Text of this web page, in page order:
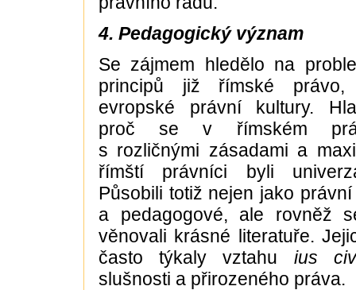
4. Pedagogický význam
Se zájmem hledělo na
principů již římské právo,
evropské právní kultury.
proč se v římském
s rozličnými zásadami a
římští právníci byli
Působili totiž nejen jako
a pedagogové, ale rovněž
věnovali krásné literatuře.
často týkaly vztahu ius
slušnosti a přirozeného práva.